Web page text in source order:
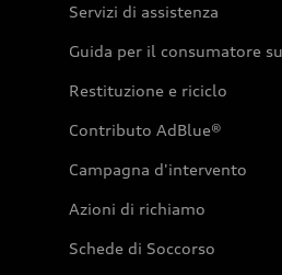
Servizi di assistenza
Guida per il consumatore
Restituzione e riciclo
Contributo AdBlue®
Campagna d'intervento
Azioni di richiamo
Schede di Soccorso